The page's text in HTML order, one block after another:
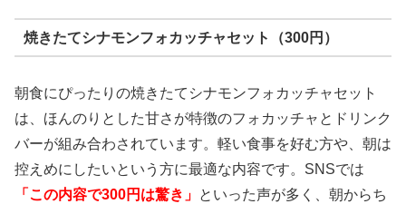
焼きたてシナモンフォカッチャセット（300円）
朝食にぴったりの焼きたてシナモンフォカッチャセット
は、ほんのりとした甘さが特徴のフォカッチャとドリンク
バーが組み合わされています。軽い食事を好む方や、朝は
控えめにしたいという方に最適な内容です。SNSでは
「この内容で300円は驚き」 といった声が多く、朝からち